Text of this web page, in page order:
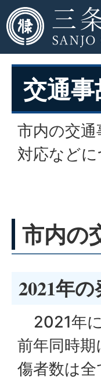
交通
市内の交
対応など
市内の
2021年
2021年に
前年同時
傷者数は全